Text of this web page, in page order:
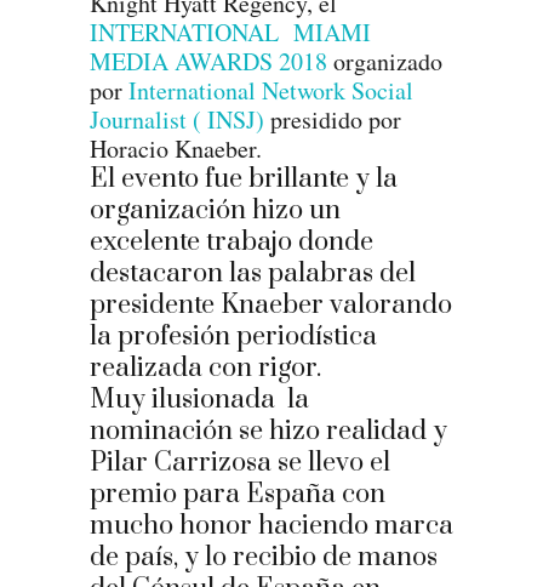
INTERNATIONAL MIAMI
MEDIA AWARDS 2018 organizado
porInternational Network Social
Journalist ( INSJ) presidido por
Horacio Knaeber.
El evento fue brillante y la
organización hizo un
excelente trabajo donde
destacaron las palabras del
presidente Knaeber valorando
la profesión periodística
realizada con rigor.
Muy ilusionada la
nominación se hizo realidad y
Pilar Carrizosa se llevo el
premio para España con
mucho honor haciendo marca
de país, y lo recibio de manos